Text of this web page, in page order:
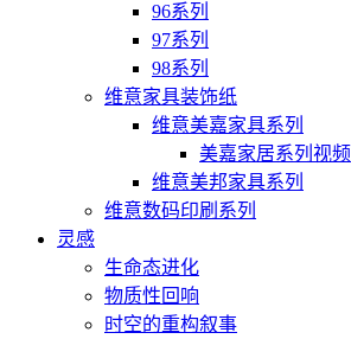
96系列
97系列
98系列
维意家具装饰纸
维意美嘉家具系列
美嘉家居系列视频
维意美邦家具系列
维意数码印刷系列
灵感
生命态进化
物质性回响
时空的重构叙事